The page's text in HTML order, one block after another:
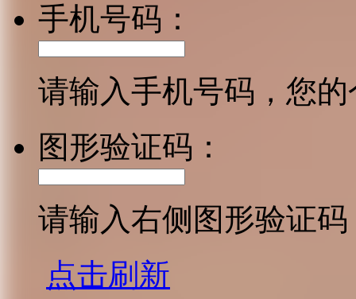
手机号码：
请输入手机号码，您
图形验证码：
请输入右侧图形验证码
点击刷新